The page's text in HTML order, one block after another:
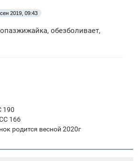
2019, 09:43
обезболивает,
190
166
родится весной 2020г